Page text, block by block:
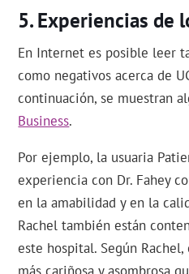
Experiencias de
En Internet es posible leer
como negativos acerca de
continuación, se muestran
Business.
Por ejemplo, la usuaria
experiencia con Dr. Fahey
en la amabilidad y en la
Rachel también están
este hospital. Según
más cariñosa y asombrosa